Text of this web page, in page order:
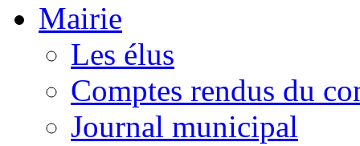
Mairie
Les élus
Comptes rendus du
Journal municipal